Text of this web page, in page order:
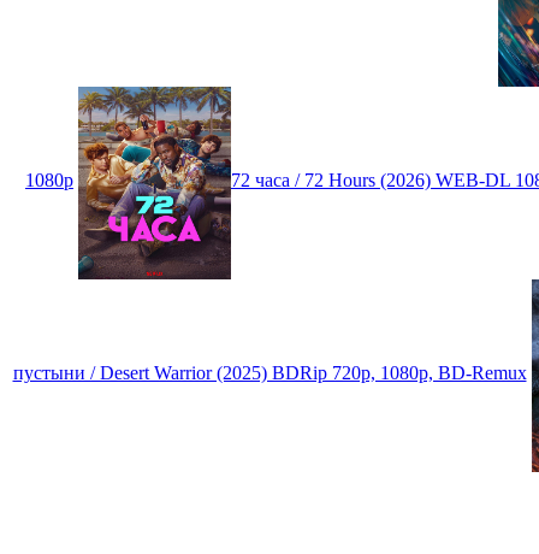
1080p 72 часа / 72 Hours (2026) WEB-DL
пустыни / Desert Warrior (2025) BDRip 720p, 1080p, BD-Remux